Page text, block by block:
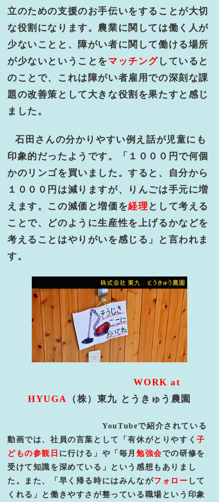
立のための支援のお手伝いをすることが大切
な役割になります。農業に関しては働く人が
少ないことと、障がい者に関して働ける場所
が少ないということをマッチング していると
のことで、これは障がい者雇用での深刻な課
題の改善策として大きな役割を果たすと感じ
ました。
石田さんの分かりやすい例え話が児童にも
印象的だったようです。「１０００円で何個
かのリンゴを買いました。すると、自分から
１０００円は減りますが、りんごは手元に増
えます。この減価と増価を経理 として考える
ことで、どのように生産性を上げるかなどを
考えることはやりがいを感じる」と言われま
す。
WORK at
HYUGA
（株）東九 とうきゅう農園
YouTubeで紹介されている
動画では、社員の言葉として「有休がとりやすく子
どもの参観日 に行ける」や「毎月勉強会での研修を
受けて知識を深めている」という感想もありまし
た。また、「早く帰る時にはみんながフォロー して
くれる」と働きやすさが整っている職場という印象